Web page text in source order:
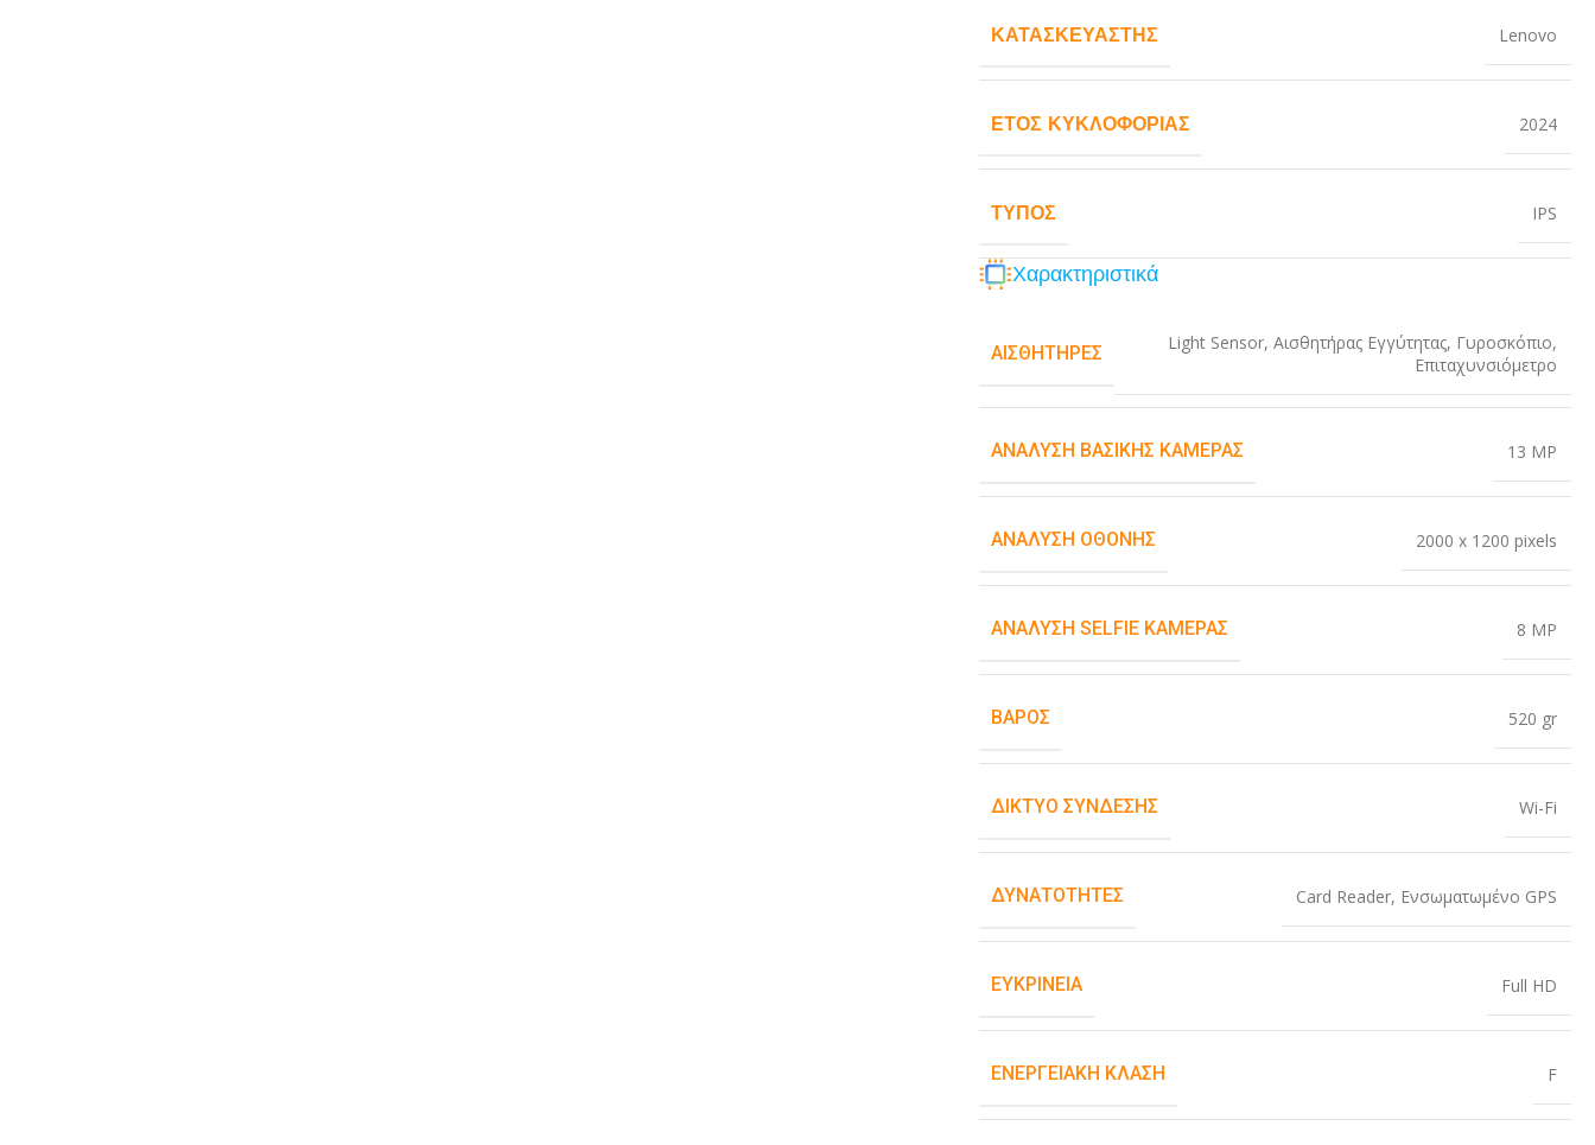
ΚΑΤΑΣΚΕΥΑΣΤΉΣ Lenovo
ΈΤΟΣ ΚΥΚΛΟΦΟΡΊΑΣ 2024
ΤΎΠΟΣ IPS
Χαρακτηριστικά
ΑΙΣΘΗΤΉΡΕΣ Light Sensor, Αισθητήρας Εγγύτητας, Γυροσκόπιο,
Επιταχυνσιόμετρο
ΑΝΆΛΥΣΗ ΒΑΣΙΚΉΣ ΚΆΜΕΡΑΣ 13 MP
ΑΝΆΛΥΣΗ ΟΘΌΝΗΣ 2000 x 1200 pixels
ΑΝΆΛΥΣΗ SELFIE ΚΆΜΕΡΑΣ 8 MP
ΒΆΡΟΣ 520 gr
ΔΊΚΤΥΟ ΣΎΝΔΕΣΗΣ Wi-Fi
ΔΥΝΑΤΌΤΗΤΕΣ Card Reader, Ενσωματωμένο GPS
ΕΥΚΡΊΝΕΙΑ Full HD
ΕΝΕΡΓΕΙΑΚΉ ΚΛΆΣΗ F